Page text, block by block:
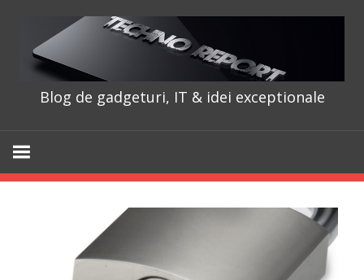
content
Blog de gadgeturi, IT & idei exceptionale